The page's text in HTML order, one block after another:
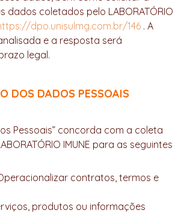
dados coletados pelo LABORATÓRIO
dpo.unisulmg.com.br/146 . A
e a resposta será
legal.
DADOS PESSOAIS
Pessoais” concorda com a coleta
IMUNE para as seguintes
contratos, termos e
produtos ou informações